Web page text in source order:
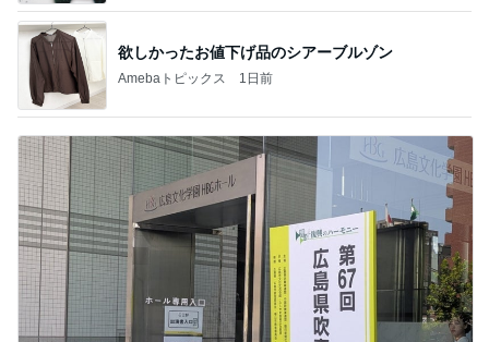
欲しかったお値下げ品のシアーブルゾン
Amebaトピックス 1日前